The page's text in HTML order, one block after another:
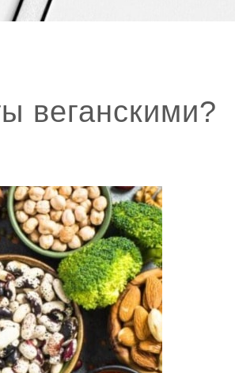
веганскими?